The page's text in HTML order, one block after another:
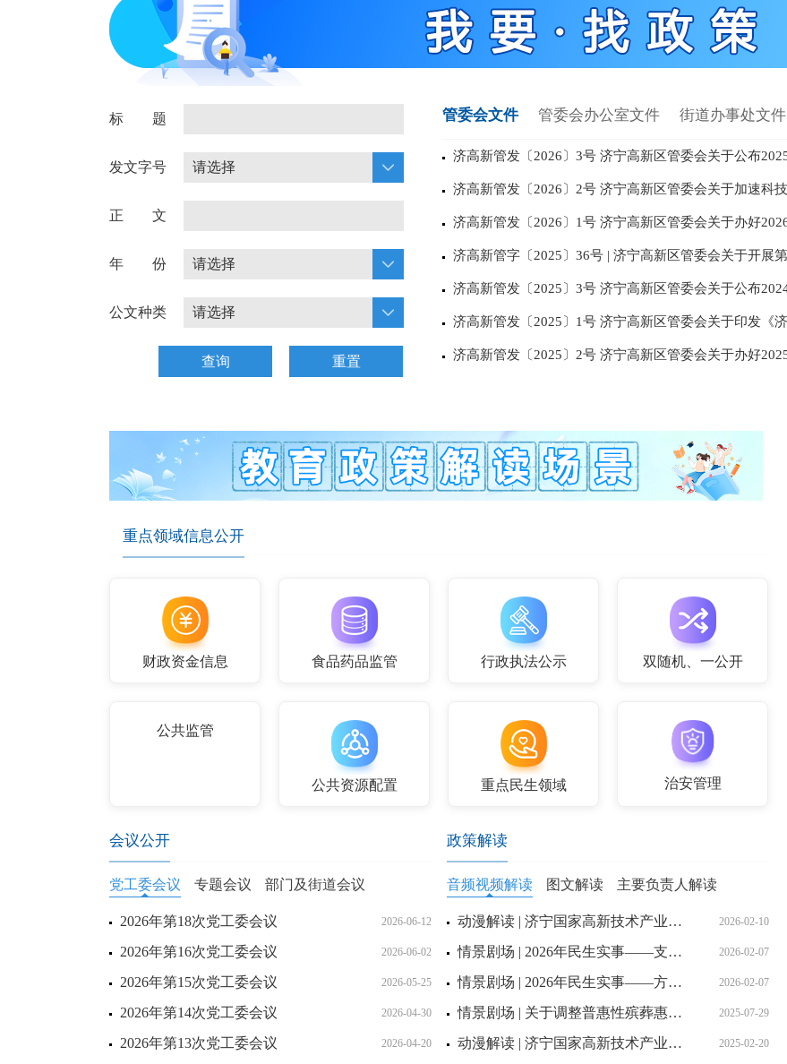
标 题
发文字号
正 文
年 份
公文种类
查询 重置
管委会文件 管委会办公室文件 街道办事处文件
重点领域信息公开
财政资金信息 食品药品监管 行政执法公示 双随机、一公开
公共监管
公共资源配置 重点民生领域 治安管理
会议公开
党工委会议 专题会议 部门及街道会议
2026年第18次党工委会议 2026-06-12
2026年第16次党工委会议 2026-06-02
2026年第15次党工委会议 2026-05-25
2026年第14次党工委会议 2026-04-30
2026年第13次党工委会议 2026-04-20
政策解读
音频视频解读 图文解读 主要负责人解读
动漫解读 | 济宁国家高新技术产业开发区管理委员会2025年政府信息公开工作年度报告 2026-02-10
情景剧场 | 2026年民生实事——支持重点群体就业 2026-02-07
情景剧场 | 2026年民生实事——方便群众交通出行 2026-02-07
情景剧场 | 关于调整普惠性殡葬惠民政策的通知 2025-07-29
动漫解读 | 济宁国家高新技术产业开发区管理委员会2024年政府信息公开工作年度报告 2025-02-20